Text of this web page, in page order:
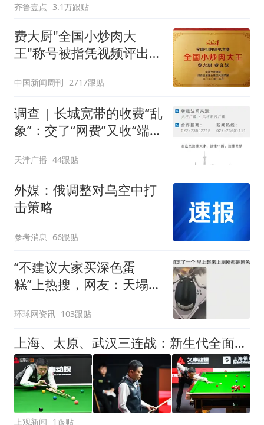
齐鲁壹点 3.1万跟贴
费大厨"全国小炒肉大
王"称号被指凭视频评出
中国新闻周刊 2717跟贴
调查 | 长城宽带的收费“乱
象”：交了“网费”又收“端口
可延长到2037年
天津广播 44跟贴
外媒：俄调整对乌空中打
击策略
参考消息 66跟贴
“不建议大家买深色蛋
糕”上热搜，网友：天塌
环球网资讯 103跟贴
上海、太原、武汉三连战：新生代全面崛起，丁俊晖的世锦赛之梦仍未止步
上观新闻 1跟贴